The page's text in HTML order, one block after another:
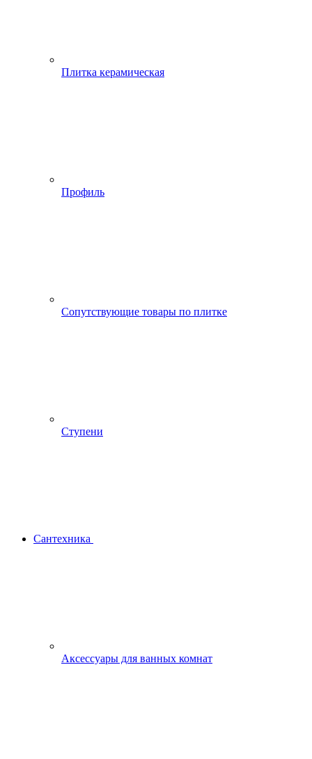
Плитка керамическая
Профиль
Сопутствующие товары по плитке
Ступени
Сантехника
Аксессуары для ванных комнат